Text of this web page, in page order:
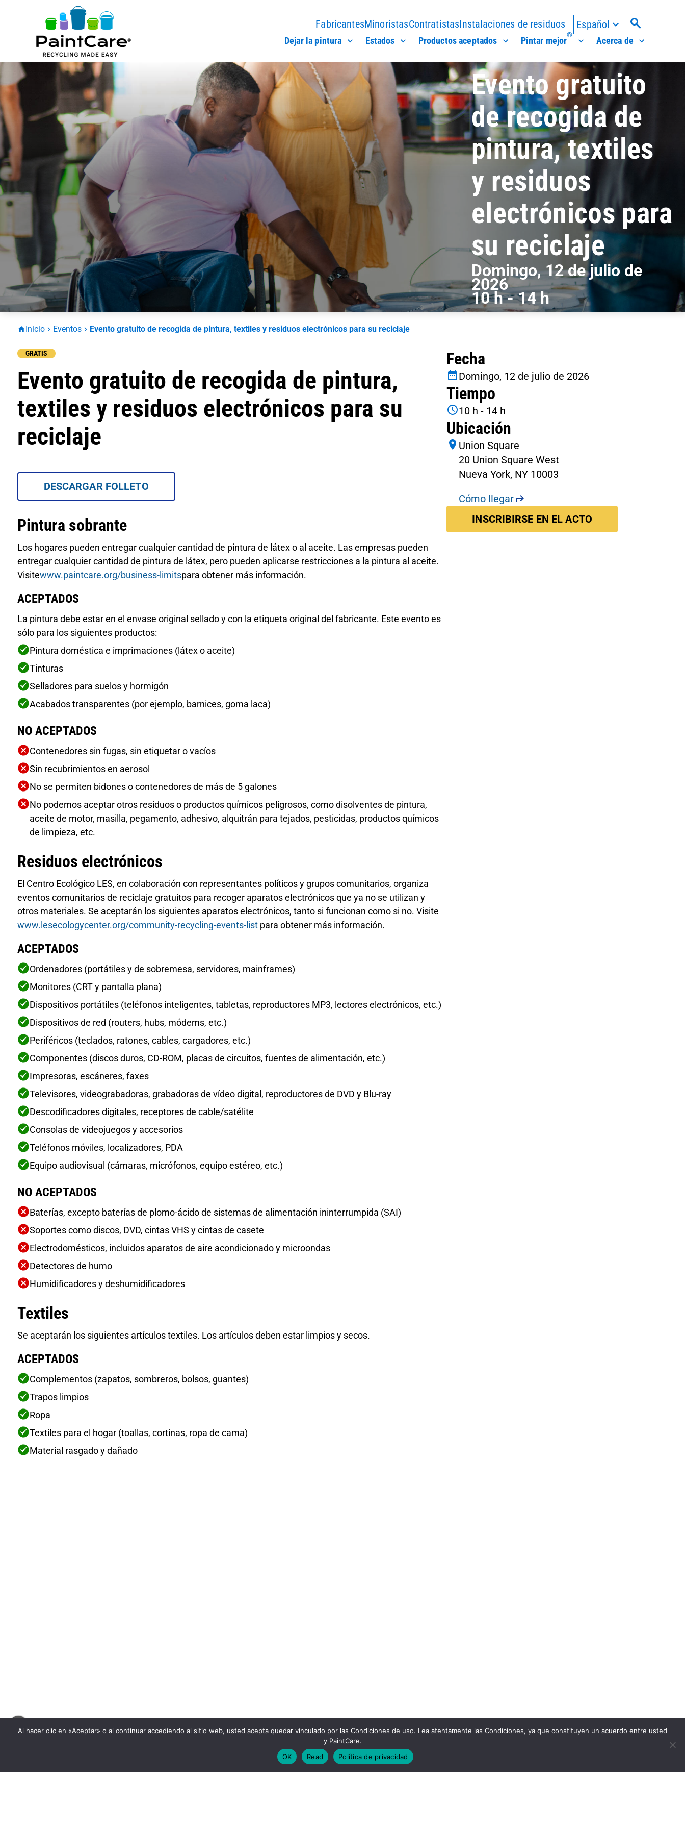
FabricantesMinoristasContratistasInstalaciones de residuos Español
Dejar la pintura Estados Productos aceptados Pintar mejor
®
Acerca de
Evento gratuito
de recogida de
pintura, textiles
y residuos
electrónicos para
su reciclaje
Domingo, 12 de julio de
2026
10 h - 14 h
Inicio Eventos Evento gratuito de recogida de pintura, textiles y residuos electrónicos para su reciclaje
GRATIS
Evento gratuito de recogida de pintura,
textiles y residuos electrónicos para su
reciclaje
DESCARGAR FOLLETO
Pintura sobrante
Los hogares pueden entregar cualquier cantidad de pintura de látex o al aceite. Las empresas pueden
entregar cualquier cantidad de pintura de látex, pero pueden aplicarse restricciones a la pintura al aceite.
Visitewww.paintcare.org/business-limitspara obtener más información.
ACEPTADOS
La pintura debe estar en el envase original sellado y con la etiqueta original del fabricante. Este evento es
sólo para los siguientes productos:
Pintura doméstica e imprimaciones (látex o aceite)
Tinturas
Selladores para suelos y hormigón
Acabados transparentes (por ejemplo, barnices, goma laca)
NO ACEPTADOS
Contenedores sin fugas, sin etiquetar o vacíos
Sin recubrimientos en aerosol
No se permiten bidones o contenedores de más de 5 galones
No podemos aceptar otros residuos o productos químicos peligrosos, como disolventes de pintura,
aceite de motor, masilla, pegamento, adhesivo, alquitrán para tejados, pesticidas, productos químicos
de limpieza, etc.
Residuos electrónicos
El Centro Ecológico LES, en colaboración con representantes políticos y grupos comunitarios, organiza
eventos comunitarios de reciclaje gratuitos para recoger aparatos electrónicos que ya no se utilizan y
otros materiales. Se aceptarán los siguientes aparatos electrónicos, tanto si funcionan como si no. Visite
www.lesecologycenter.org/community-recycling-events-listpara obtener más información.
ACEPTADOS
Ordenadores (portátiles y de sobremesa, servidores, mainframes)
Monitores (CRT y pantalla plana)
Dispositivos portátiles (teléfonos inteligentes, tabletas, reproductores MP3, lectores electrónicos, etc.)
Dispositivos de red (routers, hubs, módems, etc.)
Periféricos (teclados, ratones, cables, cargadores, etc.)
Componentes (discos duros, CD-ROM, placas de circuitos, fuentes de alimentación, etc.)
Impresoras, escáneres, faxes
Televisores, videograbadoras, grabadoras de vídeo digital, reproductores de DVD y Blu-ray
Descodificadores digitales, receptores de cable/satélite
Consolas de videojuegos y accesorios
Teléfonos móviles, localizadores, PDA
Equipo audiovisual (cámaras, micrófonos, equipo estéreo, etc.)
NO ACEPTADOS
Baterías, excepto baterías de plomo-ácido de sistemas de alimentación ininterrumpida (SAI)
Soportes como discos, DVD, cintas VHS y cintas de casete
Electrodomésticos, incluidos aparatos de aire acondicionado y microondas
Detectores de humo
Humidificadores y deshumidificadores
Textiles
Se aceptarán los siguientes artículos textiles. Los artículos deben estar limpios y secos.
ACEPTADOS
Complementos (zapatos, sombreros, bolsos, guantes)
Trapos limpios
Ropa
Textiles para el hogar (toallas, cortinas, ropa de cama)
Material rasgado y dañado
Fecha
Domingo, 12 de julio de 2026
Tiempo
10 h - 14 h
Ubicación
Union Square
20 Union Square West
Nueva York, NY 10003
Cómo llegar
INSCRIBIRSE EN EL ACTO
Al hacer clic en «Aceptar» o al continuar accediendo al sitio web, usted acepta quedar vinculado por las Condiciones de uso. Lea atentamente las Condiciones, ya que constituyen un acuerdo entre usted
y PaintCare.
OK
Política de privacidad
Read